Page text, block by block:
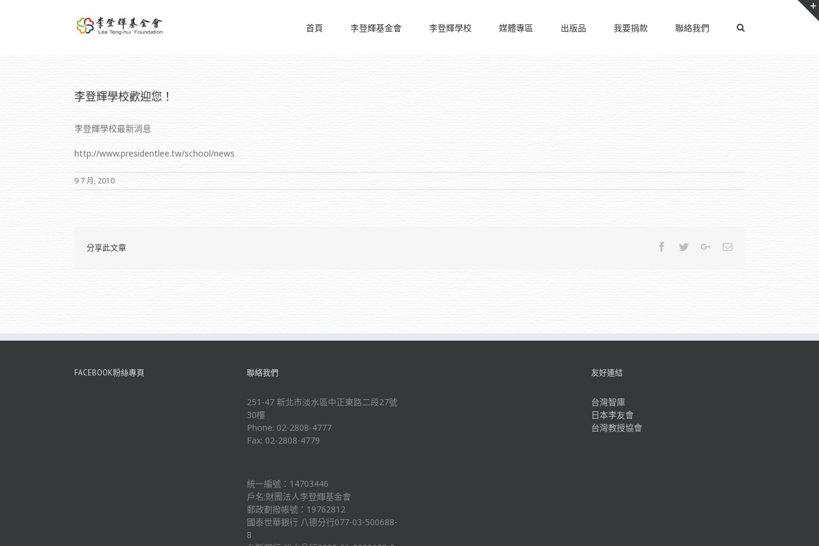
首頁 李登輝基金會 李登輝學校 媒體專區 出版品 我要捐款 聯絡我們
李登輝學校歡迎您！
李登輝學校最新消息
http://www.presidentlee.tw/school/news
9 7 月, 2010
分享此文章 Facebook
TwitterGoogle+Email
FACEBOOK粉絲專頁 聯絡我們
251-47 新北市淡水區中正東路二段27號
30樓
Phone: 02-2808-4777
Fax: 02-2808-4779
統一編號：14703446
戶名:財團法人李登輝基金會
郵政劃撥帳號：19762812
國泰世華銀行 八德分行077-03-500688-
8
友好連結
台灣智庫
日本李友會
台灣教授協會